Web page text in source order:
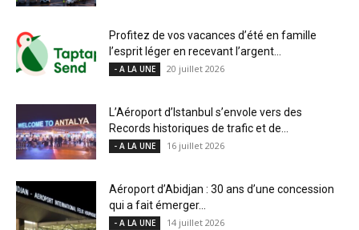
Profitez de vos vacances d’été en famille
l’esprit léger en recevant l’argent...
- A LA UNE 20 juillet 2026
L’Aéroport d’Istanbul s’envole vers des
Records historiques de trafic et de...
- A LA UNE 16 juillet 2026
Aéroport d’Abidjan : 30 ans d’une concession
qui a fait émerger...
- A LA UNE 14 juillet 2026